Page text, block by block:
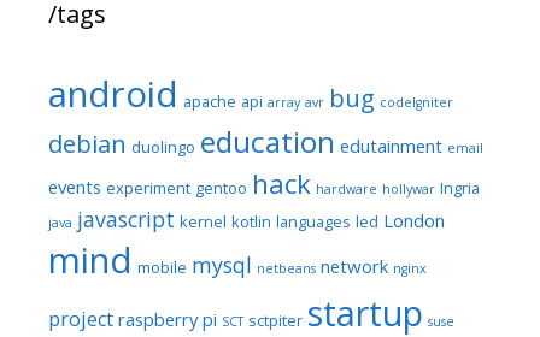
/tags
android apache api array avr bug codeIgniter
debian duolingo education edutainment email
events experiment gentoo hack hardware hollywar Ingria
java javascript kernel kotlin languages led London
mind mobile mysql netbeans network nginx
project raspberry pi SCT sctpiter startup suse